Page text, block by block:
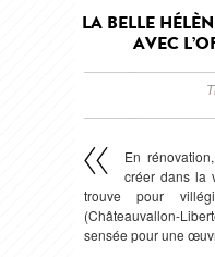
LA BELLE
AVEC
En
créer dans la
trouve pour
(Châteauvallon-
sensée pour une